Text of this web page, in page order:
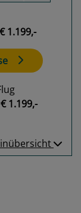
€ 1.199,-
€ 1.199,-